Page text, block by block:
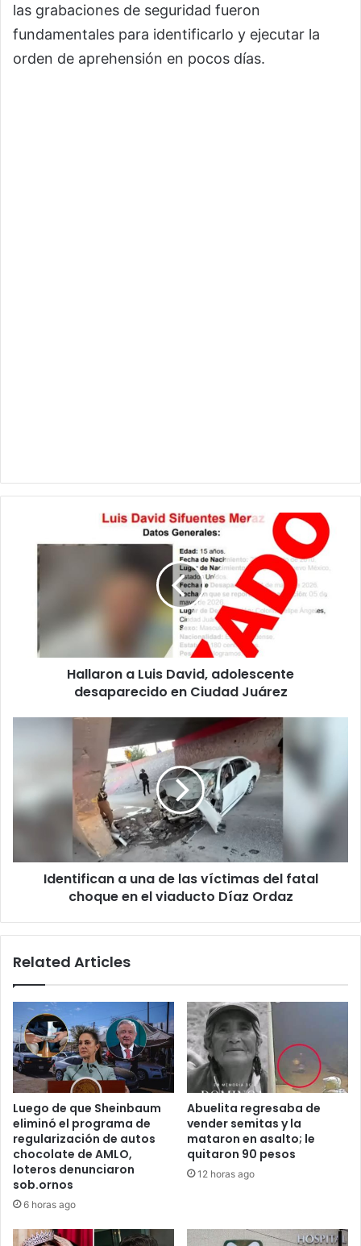
las grabaciones de seguridad fueron
fundamentales para identificarlo y ejecutar la
orden de aprehensión en pocos días.
adolescente
desaparecido
Ciudad
Juárez
Hallaron a Luis David, adolescente
desaparecido en Ciudad Juárez
víctimas
choque
Identifican a una de las víctimas del fatal
choque en el viaducto Díaz Ordaz
Related Articles
Luego de que Sheinbaum
eliminó el programa de
regularización de autos
chocolate de AMLO,
loteros denunciaron
sob.ornos
6 horas ago
Abuelita regresaba de
vender semitas y la
mataron en asalto; le
quitaron 90 pesos
12 horas ago